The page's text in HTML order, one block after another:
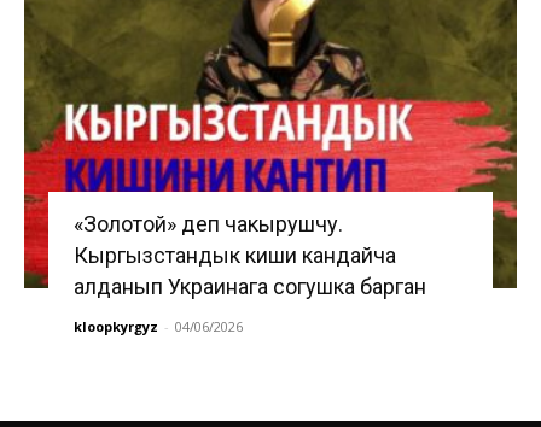
«Золотой» деп чакырушчу.
Кыргызстандык киши кандайча
алданып Украинага согушка барган
kloopkyrgyz - 04/06/2026